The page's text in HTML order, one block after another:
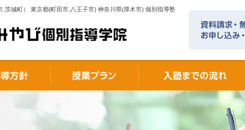
城町） 東京都(町田市,八王子市) 神奈川県(厚木市) 個別指導塾